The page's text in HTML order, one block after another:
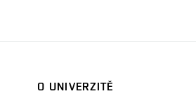
O UNIVERZITĚ